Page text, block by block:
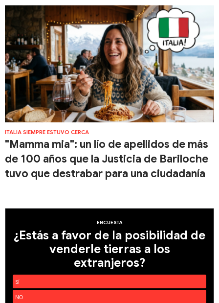
ITALIA SIEMPRE ESTUVO CERCA
"Mamma mia": un lío de apellidos de más
de 100 años que la Justicia de Bariloche
tuvo que destrabar para una ciudadanía
ENCUESTA
¿Estás a favor de la posibilidad de
venderle tierras a los
extranjeros?
SÍ
NO